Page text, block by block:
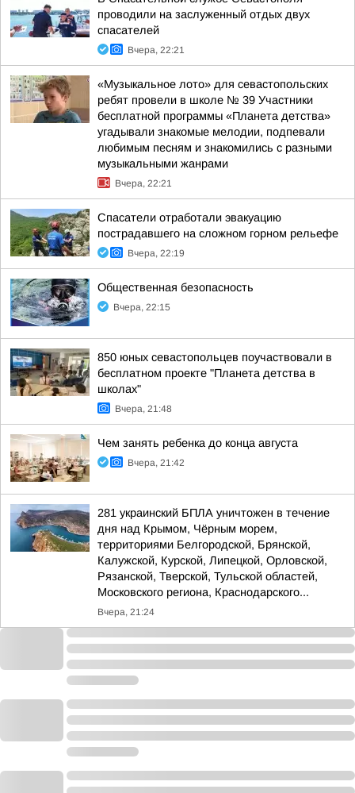
проводили на заслуженный отдых двух
спасателей
Вчера, 22:21
«Музыкальное лото» для севастопольских
ребят провели в школе № 39 Участники
бесплатной программы «Планета детства»
угадывали знакомые мелодии, подпевали
любимым песням и знакомились с разными
музыкальными жанрами
Вчера, 22:21
Спасатели отработали эвакуацию
пострадавшего на сложном горном рельефе
Вчера, 22:19
Общественная безопасность
Вчера, 22:15
850 юных севастопольцев поучаствовали в
бесплатном проекте "Планета детства в
школах"
Вчера, 21:48
Чем занять ребенка до конца августа
Вчера, 21:42
281 украинский БПЛА уничтожен в течение
дня над Крымом, Чёрным морем,
территориями Белгородской, Брянской,
Калужской, Курской, Липецкой, Орловской,
Рязанской, Тверской, Тульской областей,
Московского региона, Краснодарского...
Вчера, 21:24